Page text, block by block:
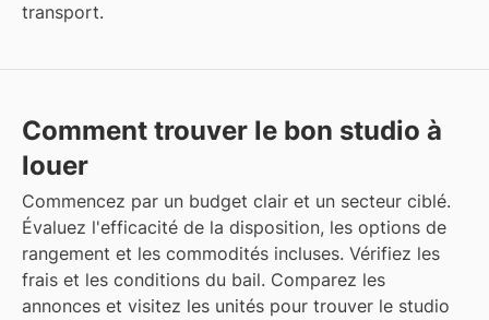
transport.
Comment trouver le bon studio à
louer
Commencez par un budget clair et un secteur ciblé.
Évaluez l'efficacité de la disposition, les options de
rangement et les commodités incluses. Vérifiez les
frais et les conditions du bail. Comparez les
annonces et visitez les unités pour trouver le studio